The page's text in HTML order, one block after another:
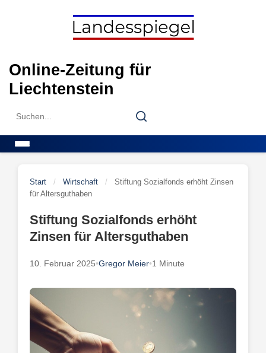
Online-Zeitung für
Liechtenstein
Search
Search
Start / Wirtschaft /
Stiftung Sozialfonds erhöht Zinsen
für Altersguthaben
Stiftung Sozialfonds erhöht
Zinsen für Altersguthaben
10. Februar 2025•Gregor Meier•1 Minute